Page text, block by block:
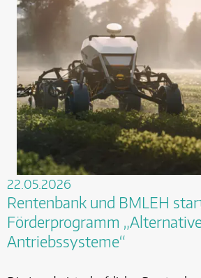
22.05.2026
Rentenbank und BMLEH
Förderprogramm
Antriebssysteme“